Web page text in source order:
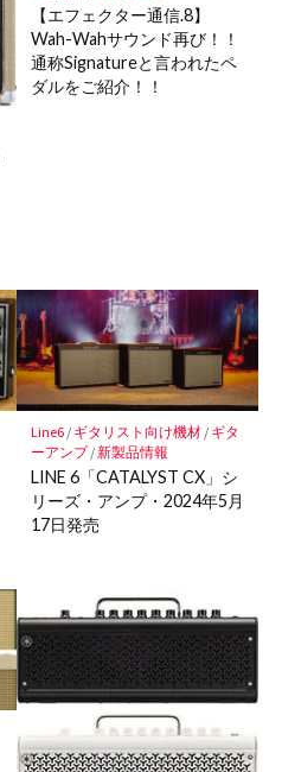
【エフェクター通信.8】
Wah-Wahサウンド再び！！
通称Signatureと言われたペ
ダルをご紹介！！
Line6/ ギタリスト向け機材/ ギタ
ーアンプ/新製品情報
LINE 6「CATALYST CX」シ
リーズ・アンプ・2024年5月
17日発売